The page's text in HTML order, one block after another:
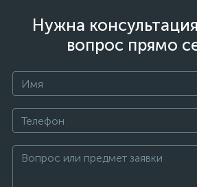
Нужна
вопрос прямо